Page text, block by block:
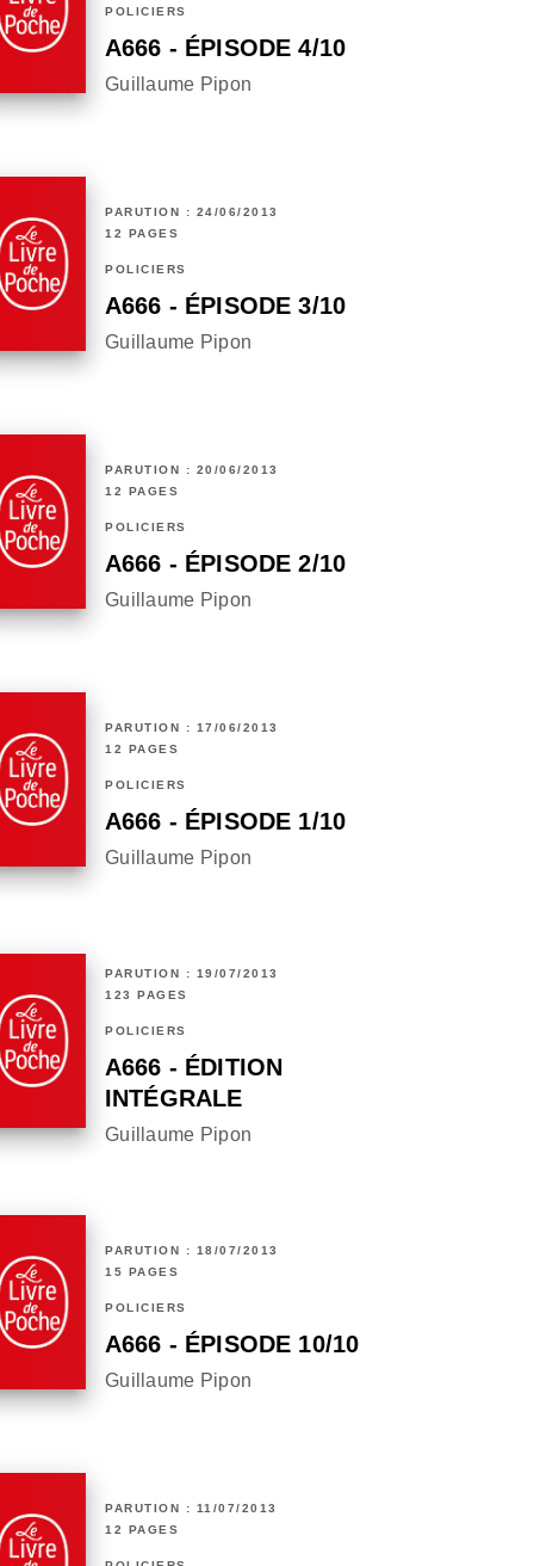
POLICIERS
A666 - ÉPISODE 4/10
Guillaume Pipon
PARUTION : 24/06/2013
12 PAGES
POLICIERS
A666 - ÉPISODE 3/10
Guillaume Pipon
PARUTION : 20/06/2013
12 PAGES
POLICIERS
A666 - ÉPISODE 2/10
Guillaume Pipon
PARUTION : 17/06/2013
12 PAGES
POLICIERS
A666 - ÉPISODE 1/10
Guillaume Pipon
PARUTION : 19/07/2013
123 PAGES
POLICIERS
A666 - ÉDITION
INTÉGRALE
Guillaume Pipon
PARUTION : 18/07/2013
15 PAGES
POLICIERS
A666 - ÉPISODE 10/10
Guillaume Pipon
PARUTION : 11/07/2013
12 PAGES